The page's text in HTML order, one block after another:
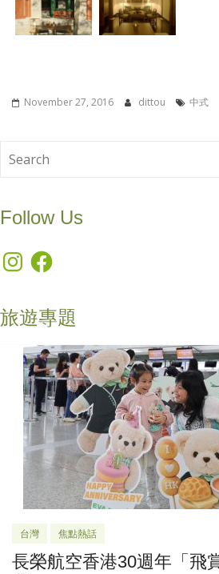
November 27, 2016 dittou 中式
Follow Us
InstagramFacebook
旅遊專題
台灣 焦點熱話
長榮航空香港30週年「飛